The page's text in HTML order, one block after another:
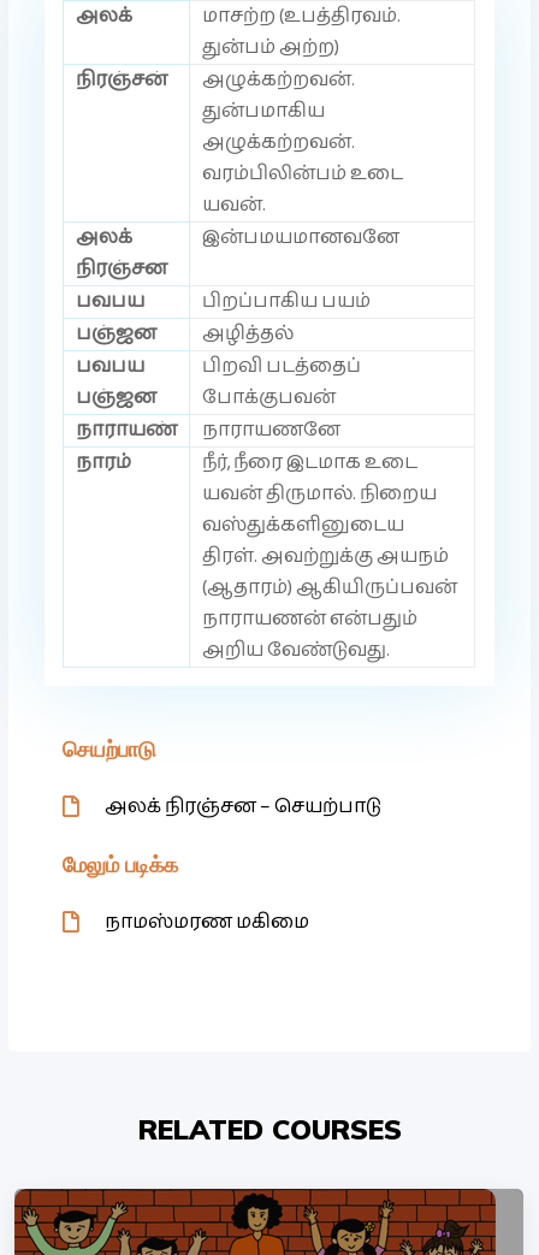
அலக்
மாசற்ற (உபத்திரவம்.
துன்பம் அற்ற)
நிரஞ்சன்
அழுக்கற்றவன்.
துன்பமாகிய
அழுக்கற்றவன்.
வரம்பிலின்பம் உடை
யவன்.
அலக்
நிரஞ்சன
இன்பமயமானவனே
பவபய
பிறப்பாகிய பயம்
பஞ்ஜன
அழித்தல்
பவபய
பஞ்ஜன
பிறவி படத்தைப்
போக்குபவன்
நாராயண்
நாராயணனே
நாரம்
நீர், நீரை இடமாக உடை
யவன் திருமால். நிறைய
வஸ்துக்களினுடைய
திரள். அவற்றுக்கு அயநம்
(ஆதாரம்) ஆகியிருப்பவன்
நாராயணன் என்பதும்
அறிய வேண்டுவது.
செயற்பாடு
அலக் நிரஞ்சன – செயற்பாடு
மேலும் படிக்க
நாமஸ்மரண மகிமை
RELATED COURSES